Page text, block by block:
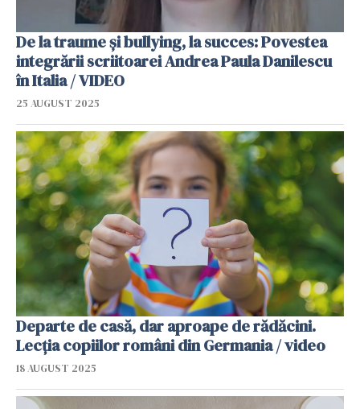
De la traume și bullying, la succes: Povestea
integrării scriitoarei Andrea Paula Danilescu
în Italia / VIDEO
25 AUGUST 2025
Departe de casă, dar aproape de rădăcini.
Lecția copiilor români din Germania / video
18 AUGUST 2025